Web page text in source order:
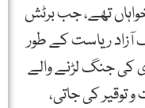
تھے، جب برٹش
آزاد ریاست کے طور
کی جنگ لڑنے والے
توقیر کی جاتی،